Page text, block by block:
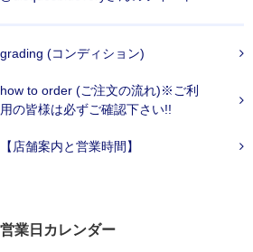
grading (コンディション)
how to order (ご注文の流れ)※ご利
用の皆様は必ずご確認下さい!!
【店舗案内と営業時間】
営業日カレンダー